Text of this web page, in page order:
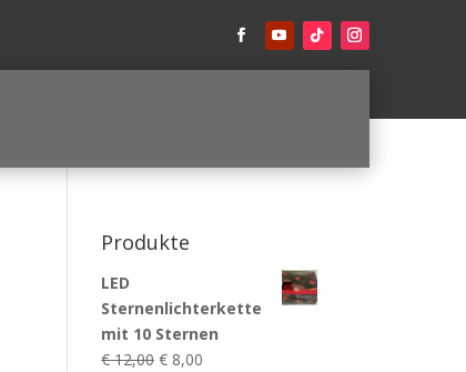
Produkte
LED
Sternenlichterkette
mit 10 Sternen
€12,00 Ursprünglicher
€ 8,00